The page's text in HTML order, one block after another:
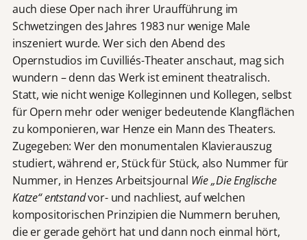
auch diese Oper nach ihrer Uraufführung im
Schwetzingen des Jahres 1983 nur wenige Male
inszeniert wurde. Wer sich den Abend des
Opernstudios im Cuvilliés-Theater anschaut, mag sich
wundern – denn das Werk ist eminent theatralisch.
Statt, wie nicht wenige Kolleginnen und Kollegen, selbst
für Opern mehr oder weniger bedeutende Klangflächen
zu komponieren, war Henze ein Mann des Theaters.
Zugegeben: Wer den monumentalen Klavierauszug
studiert, während er, Stück für Stück, also Nummer für
Nummer, in Henzes Arbeitsjournal Wie „Die Englische
Katze“ entstandvor- und nachliest, auf welchen
kompositorischen Prinzipien die Nummern beruhen,
die er gerade gehört hat und dann noch einmal hört,